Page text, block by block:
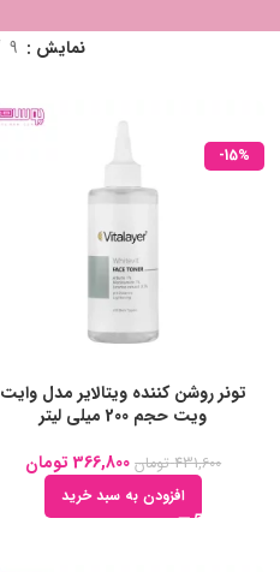
نمایش 9
-15%
تونر روشن کننده ویتالایر مدل وایت
ویت حجم 200 میلی لیتر
431,600 تومان 366,800 تومان
افزودن به سبد خرید